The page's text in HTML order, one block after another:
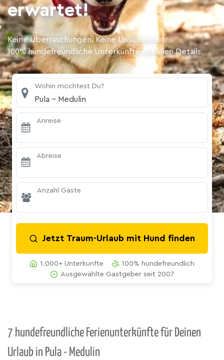
erwartet!
Keine Überraschungen. Keine Unsicherheit.
100% hundefreundliche Unterkünfte mit allen Details.
Wohin möchtest Du?
Pula - Medulin
Anreise
Abreise
Anzahl Gäste
Jetzt Traum-Urlaub mit Hund finden
1.000+ Unterkünfte
100% hundefreundlich
Ausgewählte Gastgeber seit 2007
7 hundefreundliche Ferienunterkünfte für Deinen
Urlaub in Pula - Medulin